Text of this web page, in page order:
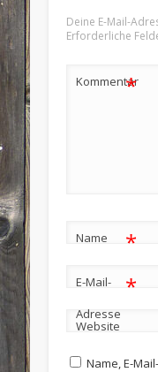
Deine E-Mail-
Erforderliche
Kommentar
*
Name *
E-Mail-
Adresse
*
Website
Name, E-